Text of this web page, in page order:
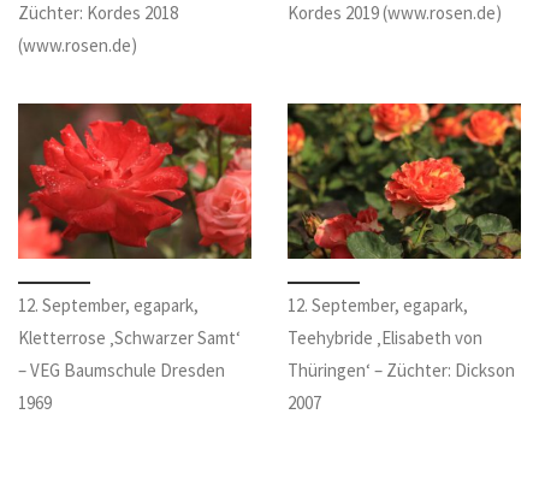
Züchter: Kordes 2018
(www.rosen.de)
Kordes 2019 (www.rosen.de)
12. September, egapark,
Kletterrose ‚Schwarzer Samt‘
– VEG Baumschule Dresden
1969
12. September, egapark,
Teehybride ‚Elisabeth von
Thüringen‘ – Züchter: Dickson
2007